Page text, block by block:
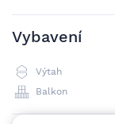
Vybavení
Výtah
Balkon